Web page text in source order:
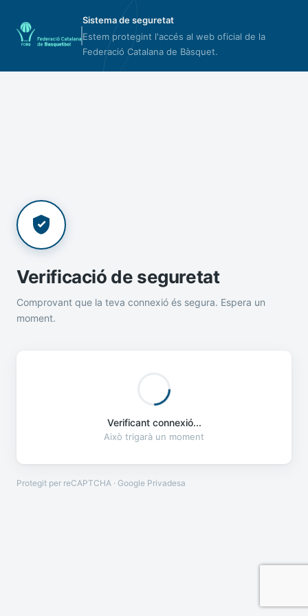
Sistema de seguretat
Estem protegint l'accés al web oficial de la
Federació Catalana de Bàsquet.
Verificació de seguretat
Comprovant que la teva connexió és segura. Espera un
moment.
Verificant connexió...
Això trigarà un moment
Protegit per reCAPTCHA · Google Privadesa